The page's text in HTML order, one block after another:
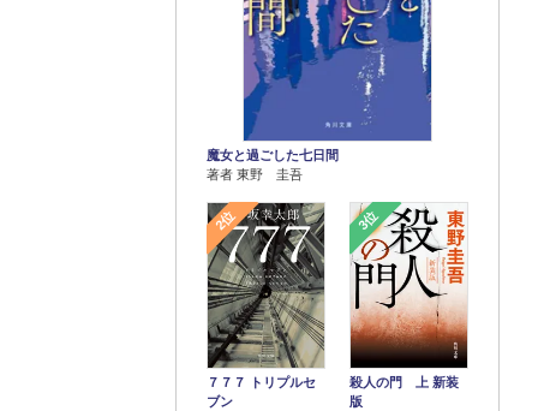
魔女と過ごした七日間
著者 東野 圭吾
2位
７７７ トリプルセ
ブン
3位
殺人の門 上 新装
版